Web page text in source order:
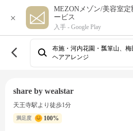
×
MEZONメゾン/美容室
ービス
入手 - Google Play
ヘアアレンジ
share by wealstar
天王寺駅より徒歩1分
満足度 100%